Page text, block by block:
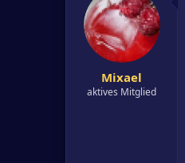
Mixael
aktives Mitglied